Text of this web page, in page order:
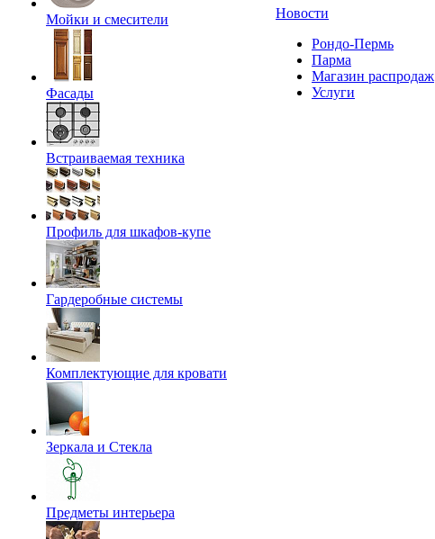
Мойки и смесители
Фасады
Встраиваемая техника
Профиль для шкафов-купе
Гардеробные системы
Комплектующие для кровати
Зеркала и Стекла
Предметы интерьера
Новости
Рондо-Пермь
Парма
Магазин распродаж
Услуги